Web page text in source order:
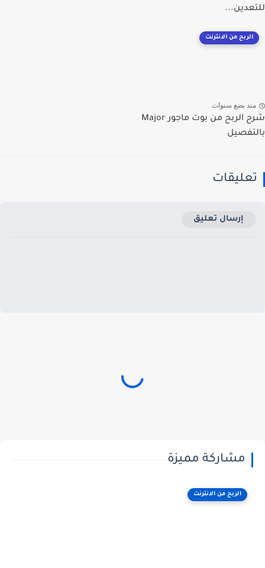
الربح من الانترنت
بضع سنوات
شرح الربح من بوت ماجور Major
إرسال تعليق
مشاركة مميزة
الربح من الانترنت